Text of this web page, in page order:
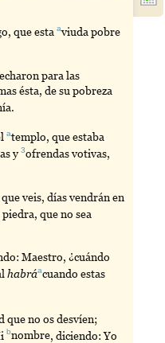
que estaaviuda pobre
para las
ésta, de su pobreza
atemplo, que estaba
y3ofrendasvotivas,
veis, días vendrán en
que no sea
Maestro, ¿cuándo
habráacuando estas
que no os desvíen;
bnombre , diciendo: Yo